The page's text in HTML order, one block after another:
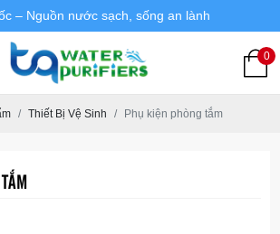
– Nguồn nước sạch, sống an lành
0
Thiết Bị Vệ Sinh Phụ kiện phòng tắm